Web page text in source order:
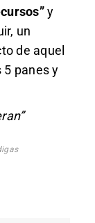
y
un
de aquel
5 panes y